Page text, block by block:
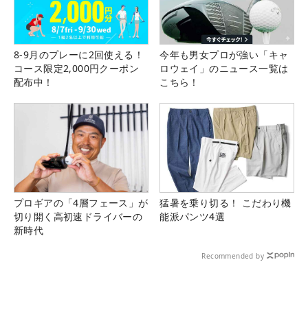
8-9月のプレーに2回使える！
コース限定2,000円クーポン
配布中！
今年も男女プロが強い「キャ
ロウェイ」のニュース一覧は
こちら！
プロギアの「4層フェース」が
切り開く高初速ドライバーの
新時代
猛暑を乗り切る！ こだわり機
能派パンツ4選
Recommended by